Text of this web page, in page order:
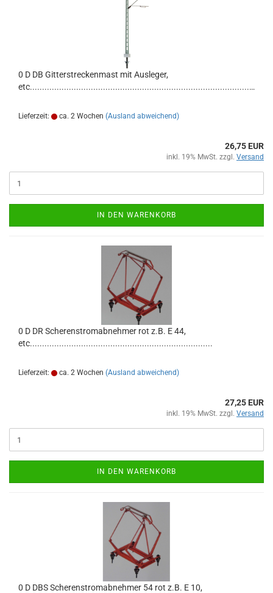
0 D DB Gitterstreckenmast mit Ausleger,
etc..........................................................................................................
Lieferzeit: ca. 2 Wochen (Ausland abweichend)
26,75 EUR
inkl. 19% MwSt. zzgl. Versand
IN DEN WARENKORB
0 D DR Scherenstromabnehmer rot z.B. E 44,
etc...........................................................................
Lieferzeit: ca. 2 Wochen (Ausland abweichend)
27,25 EUR
inkl. 19% MwSt. zzgl. Versand
IN DEN WARENKORB
0 D DBS Scherenstromabnehmer 54 rot z.B. E 10,